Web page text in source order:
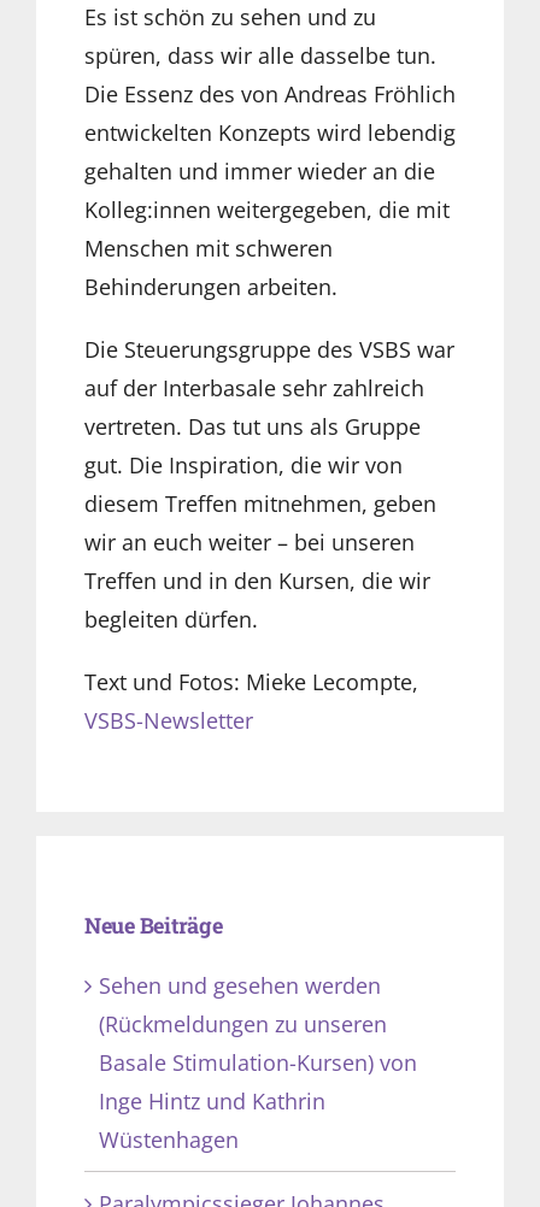
Es ist schön zu sehen und zu
spüren, dass wir alle dasselbe tun.
Die Essenz des von Andreas Fröhlich
entwickelten Konzepts wird lebendig
gehalten und immer wieder an die
Kolleg:innen weitergegeben, die mit
Menschen mit schweren
Behinderungen arbeiten.
Die Steuerungsgruppe des VSBS war
auf der Interbasale sehr zahlreich
vertreten. Das tut uns als Gruppe
gut. Die Inspiration, die wir von
diesem Treffen mitnehmen, geben
wir an euch weiter – bei unseren
Treffen und in den Kursen, die wir
begleiten dürfen.
Text und Fotos: Mieke Lecompte,
VSBS-Newsletter
Neue Beiträge
Sehen und gesehen werden
(Rückmeldungen zu unseren
Basale Stimulation-Kursen) von
Inge Hintz und Kathrin
Wüstenhagen